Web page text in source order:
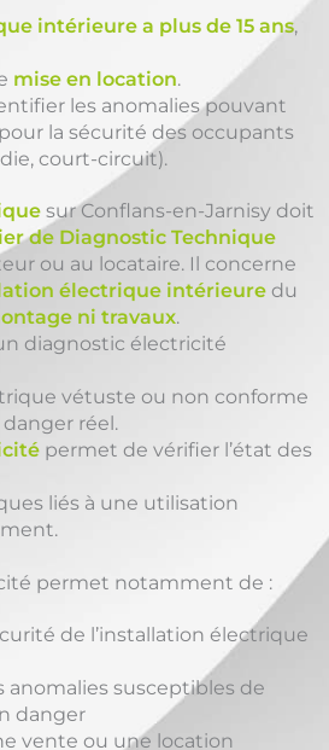
intérieure a plus de 15 ans,
mise en location.
les anomalies pouvant
la sécurité des occupants
court-circuit).
sur Conflans-en-Jarnisy doit
de Diagnostic Technique
ou au locataire. Il concerne
électrique intérieure du
ni travaux.
diagnostic électricité
vétuste ou non conforme
réel.
permet de vérifier l’état des
liés à une utilisation
permet notamment de :
de l’installation électrique
anomalies susceptibles de
danger
vente ou une location